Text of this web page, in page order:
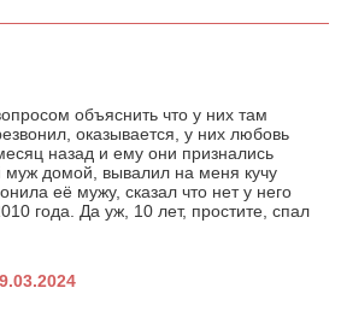
объяснить что у них там
оказывается, у них любовь
назад и ему они признались
домой, вывалил на меня кучу
её мужу, сказал что нет у него
года. Да уж, 10 лет, простите, спал